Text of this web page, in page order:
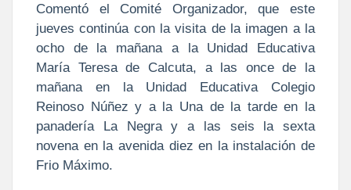
Comentó el Comité Organizador,
que este
jueves continúa con la visita de la imagen a la
ocho de la mañana a la Unidad Educativa
María Teresa de Calcuta, a las once de la
mañana en la Unidad Educativa Colegio
Reinoso Núñez y a la Una de la tarde en la
panadería La Negra y a las seis la sexta
novena en la avenida diez en la instalación de
Frio Máximo.